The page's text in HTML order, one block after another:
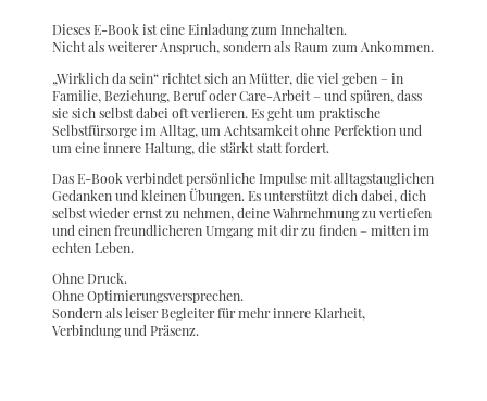
Dieses E-Book ist eine Einladung zum Innehalten.
Nicht als weiterer Anspruch, sondern als Raum zum Ankommen.
„Wirklich da sein“ richtet sich an Mütter, die viel geben – in
Familie, Beziehung, Beruf oder Care-Arbeit – und spüren, dass
sie sich selbst dabei oft verlieren. Es geht um praktische
Selbstfürsorge im Alltag, um Achtsamkeit ohne Perfektion und
um eine innere Haltung, die stärkt statt fordert.
Das E-Book verbindet persönliche Impulse mit alltagstauglichen
Gedanken und kleinen Übungen. Es unterstützt dich dabei, dich
selbst wieder ernst zu nehmen, deine Wahrnehmung zu vertiefen
und einen freundlicheren Umgang mit dir zu finden – mitten im
echten Leben.
Ohne Druck.
Ohne Optimierungsversprechen.
Sondern als leiser Begleiter für mehr innere Klarheit,
Verbindung und Präsenz.